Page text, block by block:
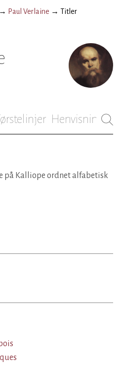
→ Paul Verlaine → Titler
Henvisninger
på Kalliope ordnet alfabetisk